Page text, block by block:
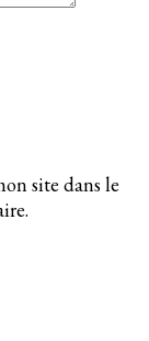
site dans le